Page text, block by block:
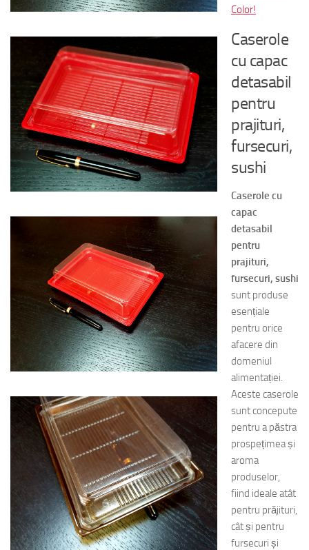
Color!
Caserole
cu capac
detasabil
pentru
prajituri,
fursecuri,
sushi
Caserole cu
capac
detasabil
pentru
prajituri,
fursecuri, sushi
sunt produse
esențiale
pentru orice
afacere din
domeniul
alimentației.
Aceste caserole
sunt concepute
pentru a păstra
prospețimea și
aroma
produselor,
fiind ideale atât
pentru prăjituri,
cât și pentru
fursecuri și